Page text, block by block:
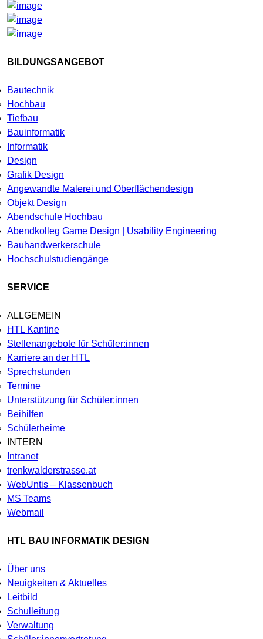
BILDUNGSANGEBOT
Bautechnik
Hochbau
Tiefbau
Bauinformatik
Informatik
Design
Grafik Design
Angewandte Malerei und Oberflächendesign
Objekt Design
Abendschule Hochbau
Abendkolleg Game Design | Usability Engineering
Bauhandwerkerschule
Hochschulstudiengänge
SERVICE
ALLGEMEIN
HTL Kantine
Stellenangebote für Schüler:innen
Karriere an der HTL
Sprechstunden
Termine
Unterstützung für Schüler:innen
Beihilfen
Schülerheime
INTERN
Intranet
trenkwalderstrasse.at
WebUntis – Klassenbuch
MS Teams
Webmail
HTL BAU INFORMATIK DESIGN
Über uns
Neuigkeiten & Aktuelles
Leitbild
Schulleitung
Verwaltung